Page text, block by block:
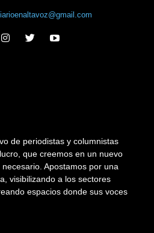
de periodistas y columnistas
que creemos en un nuevo
Apostamos por una
visibilizando a los sectores
espacios donde sus voces